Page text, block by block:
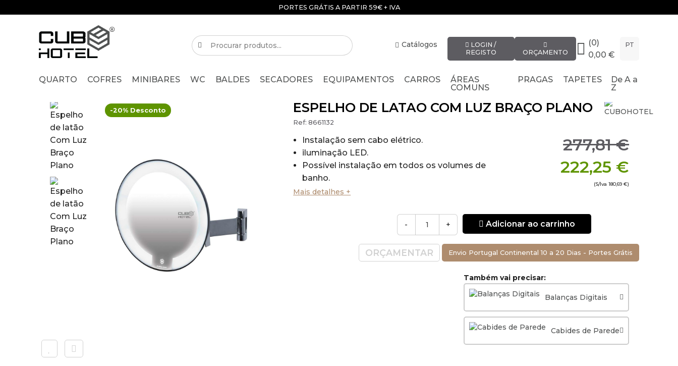
PORTES GRÁTIS A PARTIR 59€ + IVA
Catálogos
LOGIN /
REGISTO
ORÇAMENTO
(0)
0,00 €
PT
QUARTO COFRES MINIBARES WC BALDES SECADORES EQUIPAMENTOS CARROS
ÁREAS
COMUNS
PRAGAS TAPETES
De A a
Z
-20% Desconto ESPELHO DE LATÃO COM LUZ BRAÇO PLANO
Ref:8661132
277,81 €
222,25 €
(S/Iva 180,69 €)
Instalação sem cabo elétrico.
iluminação LED.
Possível instalação em todos os volumes de
banho.
Segurança elétrica total.
Ligado pelo sistema de toque.
Duração da bateria: 3 anos.
Dimensões: 22,5 x 24 x 22,5 cm (comprimento x
Mais detalhes +
- + Adicionar ao carrinho
ORÇAMENTAR Envio Portugal Continental 10 a 20 Dias - Portes Grátis
Também vai precisar:
Balanças Digitais
Cabides de Parede